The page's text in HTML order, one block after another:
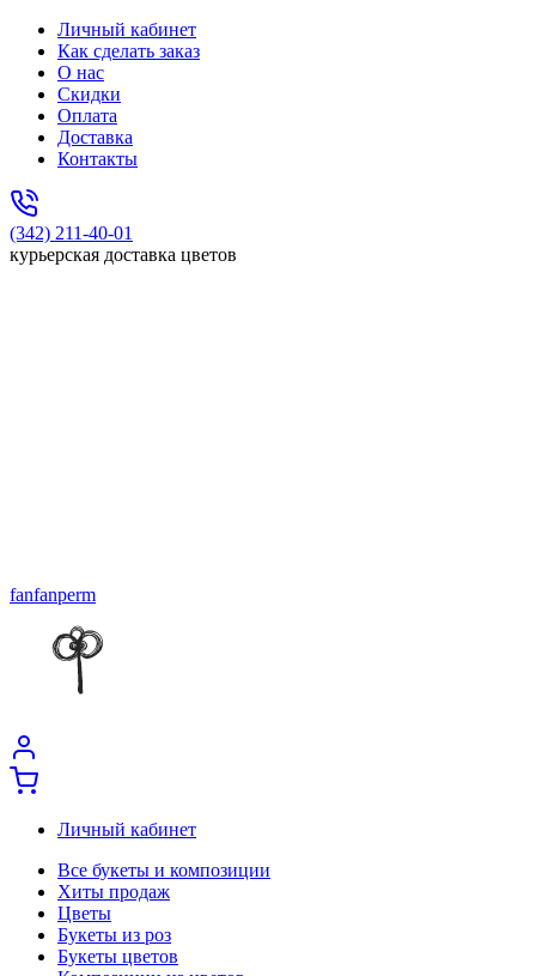
Личный кабинет
Как сделать заказ
О нас
Скидки
Оплата
Доставка
Контакты
(342) 211-40-01
курьерская доставка цветов
fanfanperm
Личный кабинет
Все букеты и композиции
Хиты продаж
Цветы
Букеты из роз
Букеты цветов